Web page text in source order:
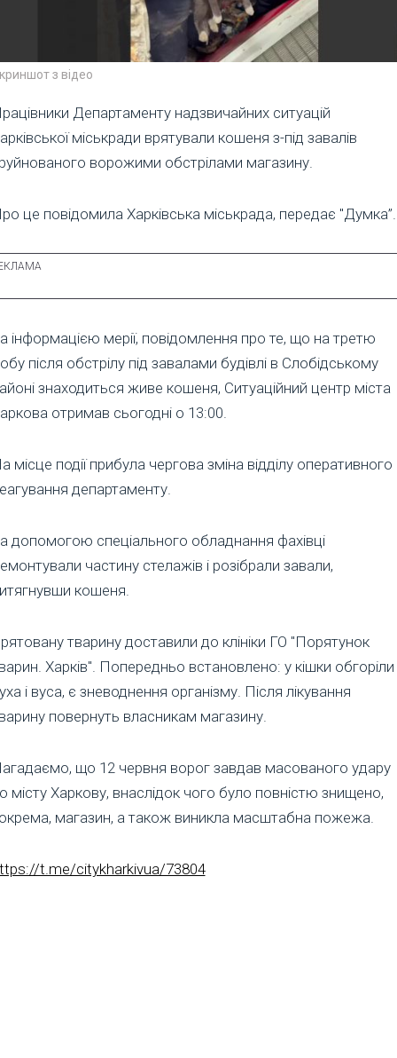
з відео
Департаменту надзвичайних ситуацій
міськради врятували кошеня з-під завалів
ворожими обстрілами магазину.
це повідомила Харківська міськрада, передає "Думка”.
інформацією мерії, повідомлення про те, що на третю
після обстрілу під завалами будівлі в Слобідському
знаходиться живе кошеня, Ситуаційний центр міста
отримав сьогодні о 13:00.
місце події прибула чергова зміна відділу оперативного
департаменту.
допомогою спеціального обладнання фахівці
частину стелажів і розібрали завали,
кошеня.
тварину доставили до клініки ГО "Порятунок
Харків". Попередньо встановлено: у кішки обгоріли
і вуса, є зневоднення організму. Після лікування
повернуть власникам магазину.
що 12 червня ворог завдав масованого удару
місту Харкову, внаслідок чого було повністю знищено,
магазин, а також виникла масштабна пожежа.
t.me/citykharkivua/73804